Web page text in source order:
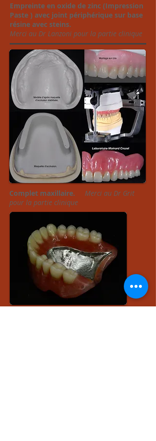
Empreinte en oxide de zinc (Impression
Paste ) avec joint périphérique sur base
résine avec steins.
Merci au Dr Lanzoni pour la partie clinique
Complet maxillaire. Merci au Dr Grit
pour la partie clinique